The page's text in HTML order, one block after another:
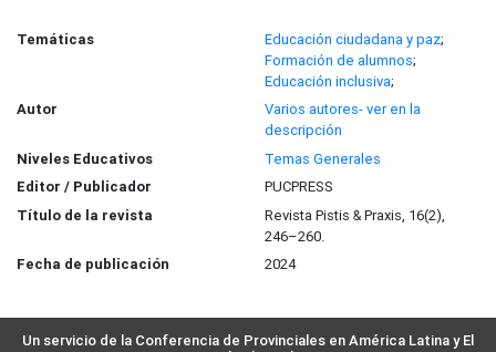
Temáticas Educación ciudadana y paz;
Formación de alumnos;
Educación inclusiva;
Autor
Varios autores- ver en la
descripción
Niveles Educativos
Temas Generales
Editor / Publicador
PUCPRESS
Título de la revista
Revista Pistis & Praxis, 16(2),
246–260.
Fecha de publicación
2024
Un servicio de la Conferencia de Provinciales en América Latina y El